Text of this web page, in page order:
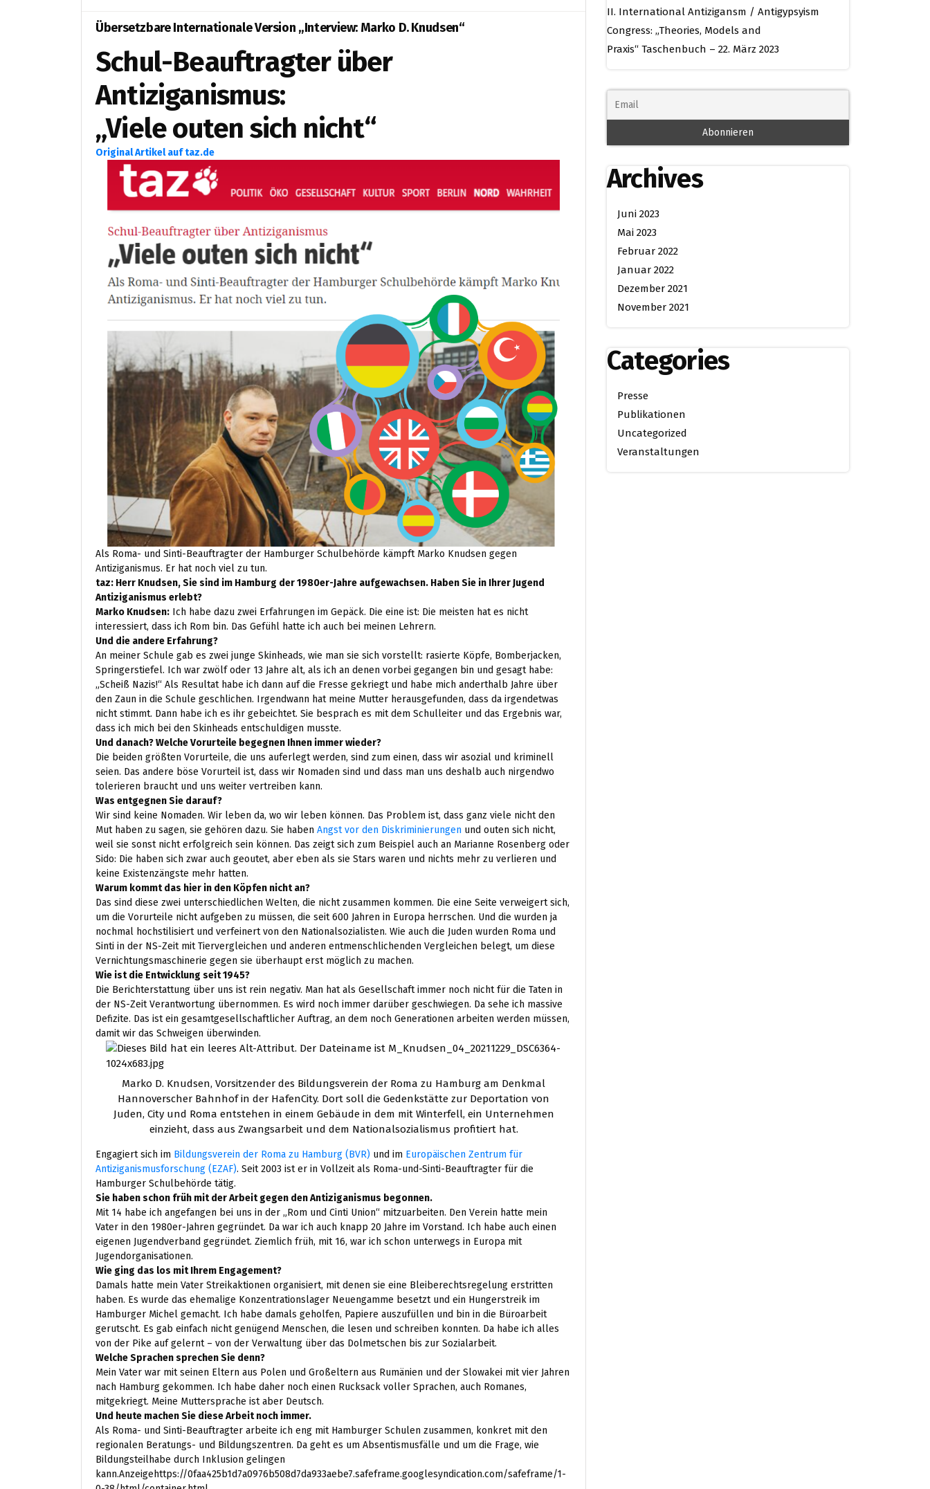
Übersetzbare Internationale Version „Interview: Marko D. Knudsen“
Schul-Beauftragter über
Antiziganismus:
„Viele outen sich nicht“
Original Artikel auf taz.de
Als Roma- und Sinti-Beauftragter der Hamburger Schulbehörde kämpft Marko Knudsen gegen
Antiziganismus. Er hat noch viel zu tun.
taz: Herr Knudsen, Sie sind im Hamburg der 1980er-Jahre aufgewachsen. Haben Sie in Ihrer Jugend
Antiziganismus erlebt?
Marko Knudsen: Ich habe dazu zwei Erfahrungen im Gepäck. Die eine ist: Die meisten hat es nicht
interessiert, dass ich Rom bin. Das Gefühl hatte ich auch bei meinen Lehrern.
Und die andere Erfahrung?
An meiner Schule gab es zwei junge Skinheads, wie man sie sich vorstellt: rasierte Köpfe, Bomberjacken,
Springerstiefel. Ich war zwölf oder 13 Jahre alt, als ich an denen vorbei gegangen bin und gesagt habe:
„Scheiß Nazis!“ Als Resultat habe ich dann auf die Fresse gekriegt und habe mich anderthalb Jahre über
den Zaun in die Schule geschlichen. Irgendwann hat meine Mutter herausgefunden, dass da irgendetwas
nicht stimmt. Dann habe ich es ihr gebeichtet. Sie besprach es mit dem Schulleiter und das Ergebnis war,
dass ich mich bei den Skinheads entschuldigen musste.
Und danach? Welche Vorurteile begegnen Ihnen immer wieder?
Die beiden größten Vorurteile, die uns auferlegt werden, sind zum einen, dass wir asozial und kriminell
seien. Das andere böse Vorurteil ist, dass wir Nomaden sind und dass man uns deshalb auch nirgendwo
tolerieren braucht und uns weiter vertreiben kann.
Was entgegnen Sie darauf?
Wir sind keine Nomaden. Wir leben da, wo wir leben können. Das Problem ist, dass ganz viele nicht den
Mut haben zu sagen, sie gehören dazu. Sie haben Angst vor den Diskriminierungen und outen sich nicht,
weil sie sonst nicht erfolgreich sein können. Das zeigt sich zum Beispiel auch an Marianne Rosenberg oder
Sido: Die haben sich zwar auch geoutet, aber eben als sie Stars waren und nichts mehr zu verlieren und
keine Existenzängste mehr hatten.
Warum kommt das hier in den Köpfen nicht an?
Das sind diese zwei unterschiedlichen Welten, die nicht zusammen kommen. Die eine Seite verweigert sich,
um die Vorurteile nicht aufgeben zu müssen, die seit 600 Jahren in Europa herrschen. Und die wurden ja
nochmal hochstilisiert und verfeinert von den Nationalsozialisten. Wie auch die Juden wurden Roma und
Sinti in der NS-Zeit mit Tiervergleichen und anderen entmenschlichenden Vergleichen belegt, um diese
Vernichtungsmaschinerie gegen sie überhaupt erst möglich zu machen.
Wie ist die Entwicklung seit 1945?
Die Berichterstattung über uns ist rein negativ. Man hat als Gesellschaft immer noch nicht für die Taten in
der NS-Zeit Verantwortung übernommen. Es wird noch immer darüber geschwiegen. Da sehe ich massive
Defizite. Das ist ein gesamtgesellschaftlicher Auftrag, an dem noch Generationen arbeiten werden müssen,
damit wir das Schweigen überwinden.
Marko D. Knudsen, Vorsitzender des Bildungsverein der Roma zu Hamburg am Denkmal
Hannoverscher Bahnhof in der HafenCity. Dort soll die Gedenkstätte zur Deportation von
Juden, City und Roma entstehen in einem Gebäude in dem mit Winterfell, ein Unternehmen
einzieht, dass aus Zwangsarbeit und dem Nationalsozialismus profitiert hat.
Engagiert sich im Bildungsverein der Roma zu Hamburg (BVR) und im Europäischen Zentrum für
Antiziganismusforschung (EZAF). Seit 2003 ist er in Vollzeit als Roma-und-Sinti-Beauftragter für die
Hamburger Schulbehörde tätig.
Sie haben schon früh mit der Arbeit gegen den Antiziganismus begonnen.
Mit 14 habe ich angefangen bei uns in der „Rom und Cinti Union“ mitzuarbeiten. Den Verein hatte mein
Vater in den 1980er-Jahren gegründet. Da war ich auch knapp 20 Jahre im Vorstand. Ich habe auch einen
eigenen Jugendverband gegründet. Ziemlich früh, mit 16, war ich schon unterwegs in Europa mit
Jugendorganisationen.
Wie ging das los mit Ihrem Engagement?
Damals hatte mein Vater Streikaktionen organisiert, mit denen sie eine Bleiberechtsregelung erstritten
haben. Es wurde das ehemalige Konzentrationslager Neuengamme besetzt und ein Hungerstreik im
Hamburger Michel gemacht. Ich habe damals geholfen, Papiere auszufüllen und bin in die Büroarbeit
gerutscht. Es gab einfach nicht genügend Menschen, die lesen und schreiben konnten. Da habe ich alles
von der Pike auf gelernt – von der Verwaltung über das Dolmetschen bis zur Sozialarbeit.
Welche Sprachen sprechen Sie denn?
Mein Vater war mit seinen Eltern aus Polen und Großeltern aus Rumänien und der Slowakei mit vier Jahren
nach Hamburg gekommen. Ich habe daher noch einen Rucksack voller Sprachen, auch Romanes,
mitgekriegt. Meine Muttersprache ist aber Deutsch.
Und heute machen Sie diese Arbeit noch immer.
Als Roma- und Sinti-Beauftragter arbeite ich eng mit Hamburger Schulen zusammen, konkret mit den
regionalen Beratungs- und Bildungszentren. Da geht es um Absentismusfälle und um die Frage, wie
Bildungsteilhabe durch Inklusion gelingen
kann.Anzeigehttps://0faa425b1d7a0976b508d7da933aebe7.safeframe.googlesyndication.com/safeframe/1-
II. International Antizigansm / Antigypsyism
Congress: „Theories, Models and
Praxis“ Taschenbuch – 22. März 2023
Archives
Juni 2023
Mai 2023
Februar 2022
Januar 2022
Dezember 2021
November 2021
Categories
Presse
Publikationen
Uncategorized
Veranstaltungen